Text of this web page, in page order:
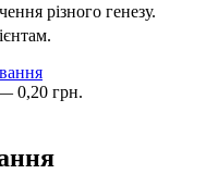
різного генезу.
0,20 грн.